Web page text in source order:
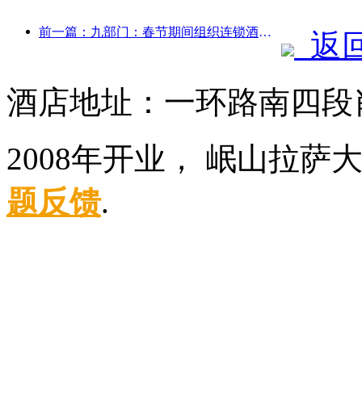
前一篇：九部门：春节期间组织连锁酒店、精品民宿等推出优惠措施
返
酒店地址：一环路南四
2008年开业， 岷山拉
题反馈.